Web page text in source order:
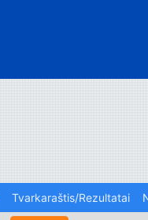
Tvarkaraštis/Rezultatai